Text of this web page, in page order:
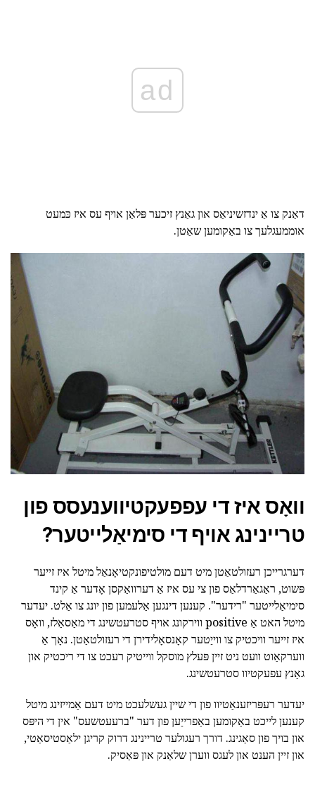
ad
דאַנק צו אַ ינדזשיניאַס און גאַנץ זיכער פּלאַן אויף עס איז כּמעט
אוממעגלעך צו באַקומען שאַטן.
וואָס איז די עפפעקטיווענעסס פון
טריינינג אויף די סימיאַלייטער?
דערגרייכן רעזולטאַטן מיט דעם מולטיפונקטיאָנאַל מיטל איז זייער
פּשוט, ראַגאַרדלאַס פון צי עס איז אַ דערוואַקסן אָדער אַ קינד
סימיאַלייטער "רידער". קענען דינגען אַלעמען פון יונג צו אַלט. יעדער
מיטל האט אַ positive ווירקונג אויף סטרעטשינג די מאַסאַלז, וואָס
איז זייער וויכטיק צו ווייַטער קאָנסאָלידירן די רעזולטאַטן. נאָך אַ
ווערקאַוט וועט ניט זיין פּעלץ מוסקל ווייטיק רעכט צו די ריכטיק און
גאַנץ עפעקטיוו סטרעטשינג.
יעדער רעפּריזענאַטיוו פון די שיין געשלעכט מיט דעם אַמייזינג מיטל
קענען לייכט באַקומען באַפרייַען פון דער "ברעעטשעס" אין די היפּס
און בויך פון סאַגינג. דורך רעגולער טריינינג דרוק קריגן ילאַסטיסאַטי,
און זיין הענט און לעגס ווערן שלאַנק און פּאַסיק.